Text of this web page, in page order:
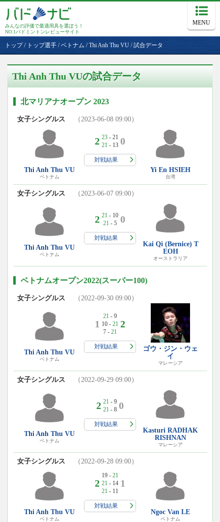
みんなの評価で最適用具を選ぼう！
NO.1バドミントンレビューサイト
MENU
トップ/ トップ選手 /ベトナム /Thi Anh Thu VU /試合データ
Thi Anh Thu VUの試合データ
北マリアナオープン 2023
女子シングルス （2023-06-08 09:00）
Thi Anh Thu VU
ベトナム
2 23- 21
21 - 13 0
対戦結果
Yi En HSIEH
台湾
女子シングルス （2023-06-07 09:00）
Thi Anh Thu VU
ベトナム
2 21 - 10
21 - 5 0
対戦結果
Kai Qi (Bernice) T
EOH
オーストラリア
ベトナムオープン2022(スーパー100)
女子シングルス （2022-09-30 09:00）
Thi Anh Thu VU
ベトナム
1
21 - 9
10 - 21
7 - 21
2
対戦結果
ゴウ・ジン・ウェ
イ
マレーシア
女子シングルス （2022-09-29 09:00）
Thi Anh Thu VU
ベトナム
2 21 - 9
21 - 8 0
対戦結果
Kasturi RADHAK
RISHNAN
マレーシア
女子シングルス （2022-09-28 09:00）
Thi Anh Thu VU
ベトナム
2
19 - 21
21 - 14
21 - 11
1
対戦結果
Ngoc Van LE
ベトナム